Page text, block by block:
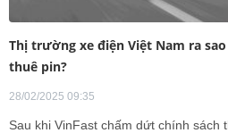
Thị trường xe điện Việt Nam ra
thuê pin?
28/02/2025 09:35
Sau khi VinFast chấm dứt chính sách